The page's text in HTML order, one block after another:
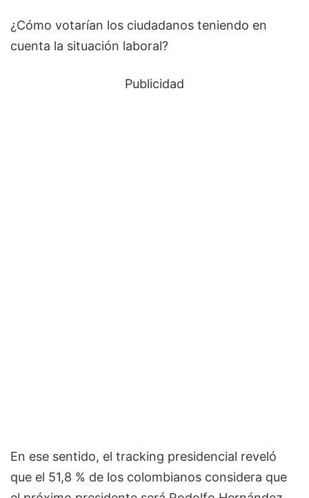
¿Cómo votarían los ciudadanos teniendo en
cuenta la situación laboral?
Publicidad
En ese sentido, el tracking presidencial reveló
que el 51,8 % de los colombianos considera que